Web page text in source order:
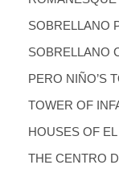
SOBRELLANO
SOBRELLANO
PERO NIÑO’S
TOWER OF
HOUSES OF
THE CENTRO